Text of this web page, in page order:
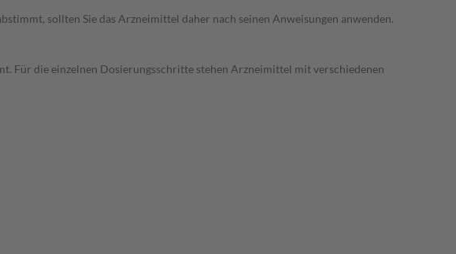
sollten Sie das Arzneimittel daher nach seinen Anweisungen anwenden.
Für die einzelnen Dosierungsschritte stehen Arzneimittel mit verschiedenen